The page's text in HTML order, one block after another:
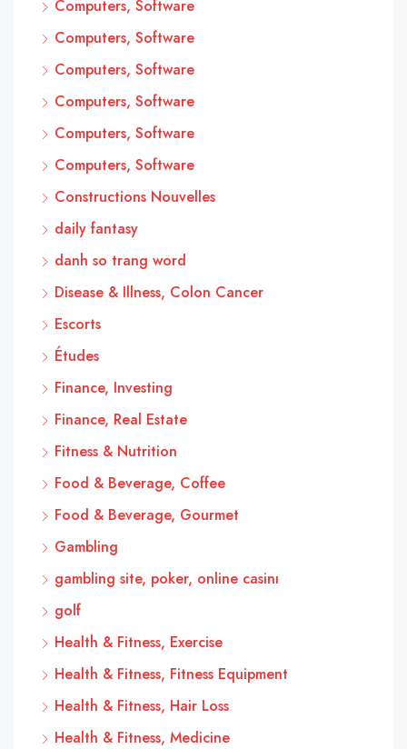
Computers, Software
Computers, Software
Computers, Software
Computers, Software
Computers, Software
Computers, Software
Constructions Nouvelles
daily fantasy
danh so trang word
Disease & Illness, Colon Cancer
Escorts
Études
Finance, Investing
Finance, Real Estate
Fitness & Nutrition
Food & Beverage, Coffee
Food & Beverage, Gourmet
Gambling
gambling site, poker, online casinı
golf
Health & Fitness, Exercise
Health & Fitness, Fitness Equipment
Health & Fitness, Hair Loss
Health & Fitness, Medicine